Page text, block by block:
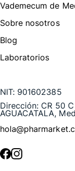
Vademecum de
Sobre nosotros
Blog
Laboratorios
NIT: 901602385
Dirección: CR 50 C
AGUACATALA,